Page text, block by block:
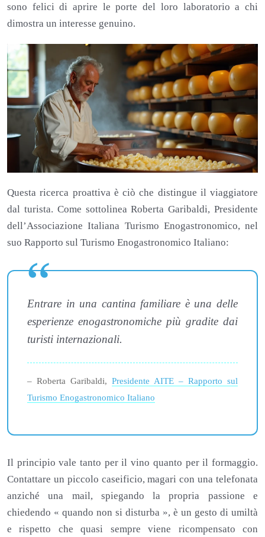
sono felici di aprire le porte del loro laboratorio a chi
dimostra un interesse genuino.
Questa ricerca proattiva è ciò che distingue il viaggiatore
dal turista. Come sottolinea Roberta Garibaldi, Presidente
dell’Associazione Italiana Turismo Enogastronomico, nel
suo Rapporto sul Turismo Enogastronomico Italiano:
Entrare in una cantina familiare è una delle
esperienze enogastronomiche più gradite dai
turisti internazionali.
– Roberta Garibaldi, Presidente AITE – Rapporto sul
Turismo Enogastronomico Italiano
Il principio vale tanto per il vino quanto per il formaggio.
Contattare un piccolo caseificio, magari con una telefonata
anziché una mail, spiegando la propria passione e
chiedendo « quando non si disturba », è un gesto di umiltà
e rispetto che quasi sempre viene ricompensato con